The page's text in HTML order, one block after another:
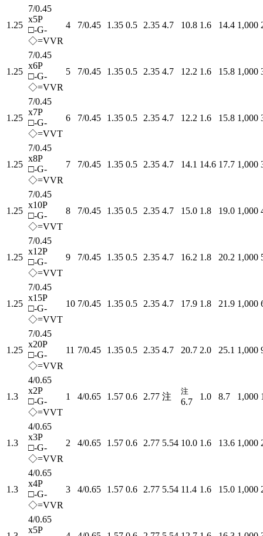
1.25
7/0.45
x5P
□-G-
◇=VVR
4 7/0.45 1.35 0.5 2.35 4.7 10.8 1.6 14.4 1,000
1.25
7/0.45
x6P
□-G-
◇=VVR
5 7/0.45 1.35 0.5 2.35 4.7 12.2 1.6 15.8 1,000
1.25
7/0.45
x7P
□-G-
◇=VVT
6 7/0.45 1.35 0.5 2.35 4.7 12.2 1.6 15.8 1,000
1.25
7/0.45
x8P
□-G-
◇=VVR
7 7/0.45 1.35 0.5 2.35 4.7 14.1 14.6 17.7 1,000
1.25
7/0.45
x10P
□-G-
◇=VVT
8 7/0.45 1.35 0.5 2.35 4.7 15.0 1.8 19.0 1,000
1.25
7/0.45
x12P
□-G-
◇=VVT
9 7/0.45 1.35 0.5 2.35 4.7 16.2 1.8 20.2 1,000
1.25
7/0.45
x15P
□-G-
◇=VVT
10 7/0.45 1.35 0.5 2.35 4.7 17.9 1.8 21.9 1,000
1.25
7/0.45
x20P
□-G-
◇=VVR
11 7/0.45 1.35 0.5 2.35 4.7 20.7 2.0 25.1 1,000
1.3
4/0.65
x2P
□-G-
◇=VVT
1 4/0.65 1.57 0.6 2.77 注
注
6.7
1.0 8.7 1,000
1.3
4/0.65
x3P
□-G-
◇=VVR
2 4/0.65 1.57 0.6 2.77 5.54 10.0 1.6 13.6 1,000
1.3
4/0.65
x4P
□-G-
◇=VVR
3 4/0.65 1.57 0.6 2.77 5.54 11.4 1.6 15.0 1,000
4/0.65
x5P